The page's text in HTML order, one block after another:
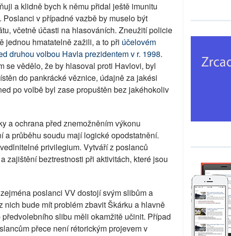
a klidně bych k němu přidal ještě imunitu
v případné vazbě by muselo být
včetně účasti na hlasováních. Zneužití policie
jednou hmatatelně zažili, a to při účelovém
druhou volbou Havla prezidentem v r. 1998.
se vědělo, že by hlasoval proti Havlovi, byl
do pankrácké věznice, údajně za jakési
po volbě byl zase propuštěn bez jakéhokoliv
a ochrana před znemožněním výkonu
a průběhu soudu mají logické opodstatnění.
privilegium. Vytváří z poslanců
zajištění beztrestnosti při aktivitách, které jsou
poslanci VV dostojí svým slibům a
nich bude mít problém zbavit Škárku a hlavně
slibu měli okamžitě učinit. Případ
přece není rétorickým projevem v